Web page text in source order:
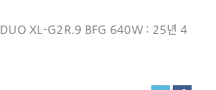
XL-G2R.9 BFG 640W : 25년 4